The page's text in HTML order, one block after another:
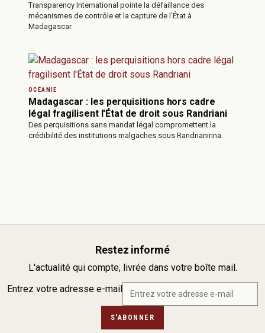
Transparency International pointe la défaillance des
mécanismes de contrôle et la capture de l'État à
Madagascar.
OCÉANIE
Madagascar : les perquisitions hors cadre
légal fragilisent l'État de droit sous Randriani
Des perquisitions sans mandat légal compromettent la
crédibilité des institutions malgaches sous Randrianirina.
Restez informé
L'actualité qui compte, livrée dans votre boîte mail.
Entrez votre adresse e-mail
S'ABONNER